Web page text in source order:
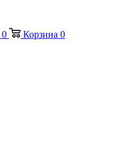
0 Корзина 0